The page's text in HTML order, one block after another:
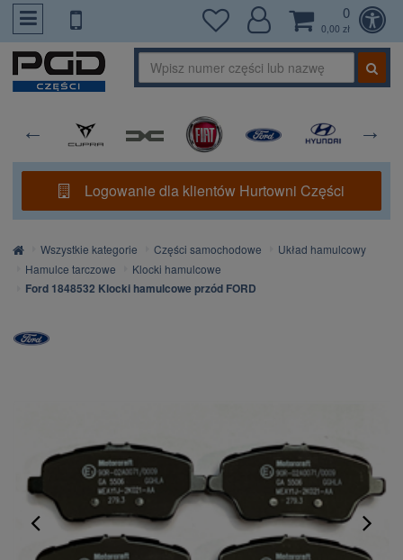
PrzejdzDoTresci
0
0,00 zł
Logowanie dla klientów Hurtowni Części
Strona
główna
Wszystkie kategorie Części samochodowe
Układ hamulcowy
Hamulce tarczowe
Klocki hamulcowe
Ford 1848532 Klocki hamulcowe przód FORD